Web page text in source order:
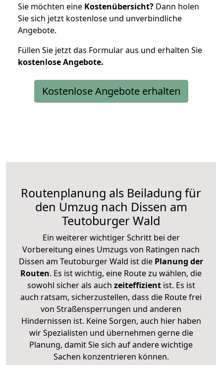
Sie möchten eine Kostenübersicht? Dann holen
Sie sich jetzt kostenlose und unverbindliche
Angebote.
Füllen Sie jetzt das Formular aus und erhalten Sie
kostenloseAngebote.
Kostenlose Angebote erhalten
Routenplanung als Beiladung für
den Umzug nach Dissen am
Teutoburger Wald
Ein weiterer wichtiger Schritt bei der
Vorbereitung eines Umzugs von Ratingen nach
Dissen am Teutoburger Wald ist die Planung der
Routen. Es ist wichtig, eine Route zu wählen, die
sowohl sicher als auch zeiteffizientist. Es ist
auch ratsam, sicherzustellen, dass die Route frei
von Straßensperrungen und anderen
Hindernissen ist. Keine Sorgen, auch hier haben
wir Spezialisten und übernehmen gerne die
Planung, damit Sie sich auf andere wichtige
Sachen konzentrieren können.